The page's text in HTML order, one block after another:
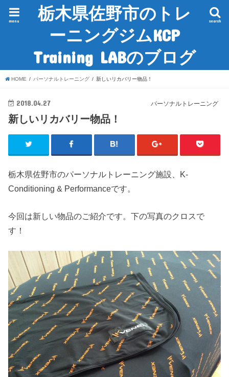
栃木県佐野市のトレ
ーニングジムKCP
Training LABのブログ
search
menu
HOME パーソナルトレーニング 新しいリカバリー物品！
パーソナルトレーニング
2018.04.27
新しいリカバリー物品！
栃木県佐野市のパーソナルトレーニング施設、K-
Conditioning & Performanceです。
今回は新しい物品のご紹介です。下の写真のクロスで
す！